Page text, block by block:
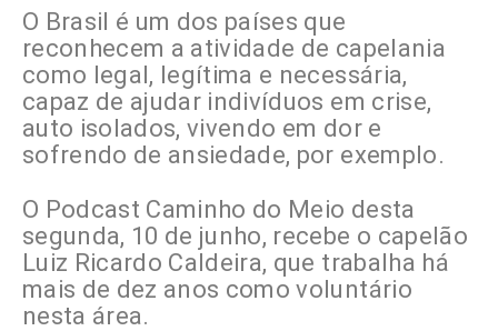
O Brasil é um dos países que
reconhecem a atividade de capelania
como legal, legítima e necessária,
capaz de ajudar indivíduos em crise,
auto isolados, vivendo em dor e
sofrendo de ansiedade, por exemplo.
O Podcast Caminho do Meio desta
segunda, 10 de junho, recebe o capelão
Luiz Ricardo Caldeira, que trabalha há
mais de dez anos como voluntário
nesta área.